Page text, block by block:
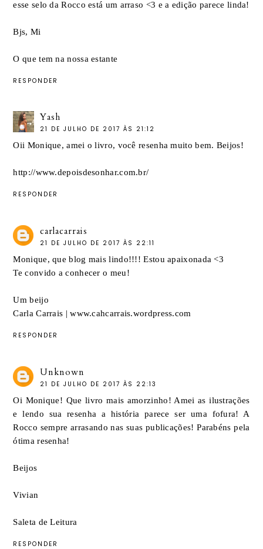
esse selo da Rocco está um arraso <3 e a edição parece linda!
Bjs, Mi
O que tem na nossa estante
RESPONDER
Yash
21 DE JULHO DE 2017 ÀS 21:12
Oii Monique, amei o livro, você resenha muito bem. Beijos!
http://www.depoisdesonhar.com.br/
RESPONDER
carlacarrais
21 DE JULHO DE 2017 ÀS 22:11
Monique, que blog mais lindo!!!! Estou apaixonada <3
Te convido a conhecer o meu!
Um beijo
Carla Carrais | www.cahcarrais.wordpress.com
RESPONDER
Unknown
21 DE JULHO DE 2017 ÀS 22:13
Oi Monique! Que livro mais amorzinho! Amei as ilustrações
e lendo sua resenha a história parece ser uma fofura! A
Rocco sempre arrasando nas suas publicações! Parabéns pela
ótima resenha!
Beijos
Vivian
Saleta de Leitura
RESPONDER